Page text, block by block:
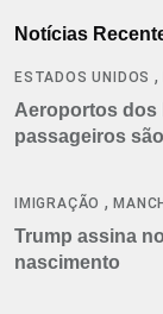
Notícias
ESTADOS UNIDOS ,
Aeroportos dos
passageiros
IMIGRAÇÃO ,
Trump assina
nascimento